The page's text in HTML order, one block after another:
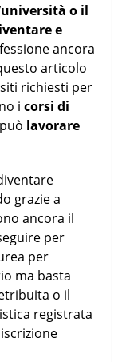
o il
e
ancora
articolo
richiesti per
icorsi di
lavorare
grazie a
ancora il
per
per
ma basta
o il
registrata